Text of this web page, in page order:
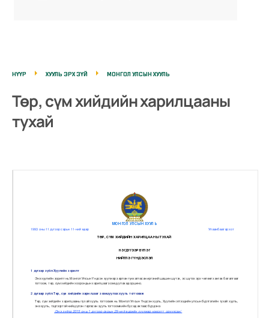
НҮҮР ХУУЛЬ ЭРХ ЗҮЙ МОНГОЛ УЛСЫН ХУУЛЬ
Төр, сүм хийдийн харилцааны
тухай